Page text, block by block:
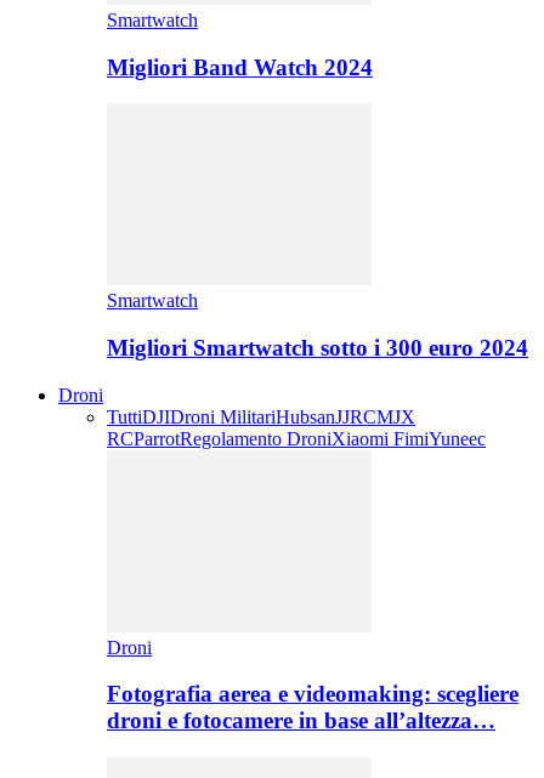
Smartwatch
Migliori Band Watch 2024
Smartwatch
Migliori Smartwatch sotto i 300 euro 2024
Droni
TuttiDJIDroni MilitariHubsanJJRCMJX
RCParrotRegolamento DroniXiaomi FimiYuneec
Droni
Fotografia aerea e videomaking: scegliere
droni e fotocamere in base all’altezza…